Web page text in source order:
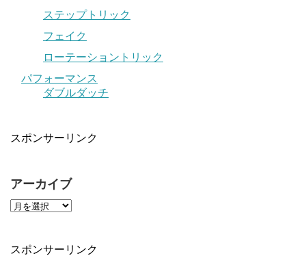
ステップトリック
フェイク
ローテーショントリック
パフォーマンス
ダブルダッチ
スポンサーリンク
アーカイブ
スポンサーリンク